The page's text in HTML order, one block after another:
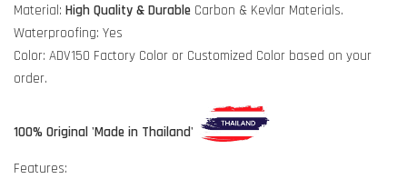
Material: High Quality & Durable Carbon & Kevlar Materials.
Waterproofing: Yes
Color: ADV150 Factory Color or Customized Color based on your
order.
100% Original 'Made in Thailand'
Features: